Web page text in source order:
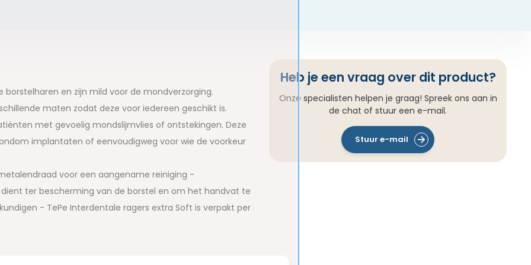
en zijn mild voor de mondverzorging.
maten zodat deze voor iedereen geschikt is.
met gevoelig mondslijmvlies of ontstekingen. Deze
implantaten of eenvoudigweg voor wie de voorkeur
voor een aangename reiniging -
ter bescherming van de borstel en om het handvat te
- TePe Interdentale ragers extra Soft is verpakt per
Heb je een vraag over dit product?
Onze specialisten helpen je graag! Spreek ons aan in
de chat of stuur een e-mail.
Stuur e-mail